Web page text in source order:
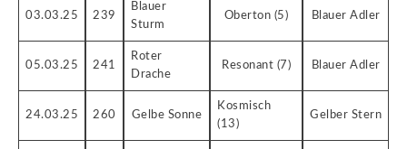
03.03.25 239
Blauer
Sturm
Oberton (5) Blauer Adler
05.03.25 241
Roter
Drache
Resonant (7) Blauer Adler
24.03.25 260 Gelbe Sonne
Kosmisch
(13)
Gelber Stern